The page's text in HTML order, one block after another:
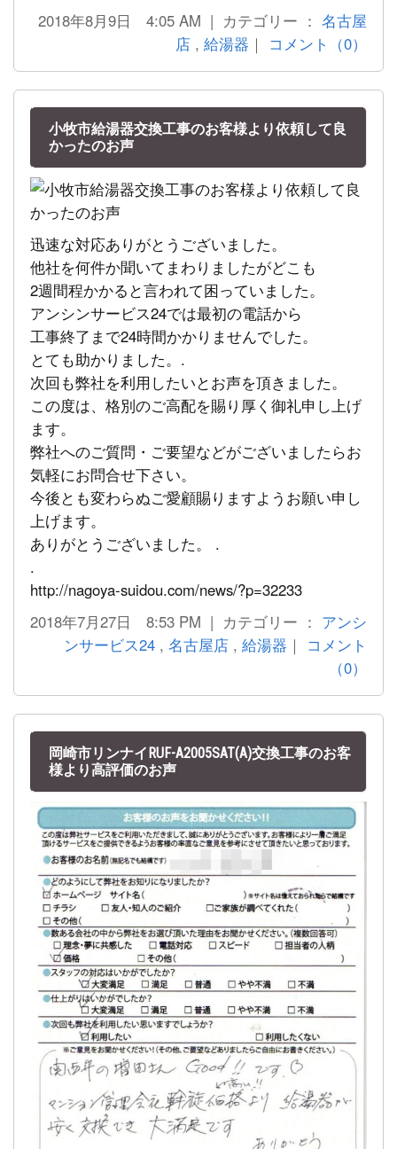
2018年8月9日 4:05 AM | カテゴリー ： 名古屋
店 , 給湯器 ｜ コメント（0）
小牧市給湯器交換工事のお客様より依頼して良
かったのお声
迅速な対応ありがとうございました。
他社を何件か聞いてまわりましたがどこも
2週間程かかると言われて困っていました。
アンシンサービス24では最初の電話から
工事終了まで24時間かかりませんでした。
とても助かりました。.
次回も弊社を利用したいとお声を頂きました。
この度は、格別のご高配を賜り厚く御礼申し上げ
ます。
弊社へのご質問・ご要望などがございましたらお
気軽にお問合せ下さい。
今後とも変わらぬご愛顧賜りますようお願い申し
上げます。
ありがとうございました。 .
.
http://nagoya-suidou.com/news/?p=32233
2018年7月27日 8:53 PM | カテゴリー ： アンシ
ンサービス24 , 名古屋店 , 給湯器 ｜ コメント
（0）
岡崎市リンナイRUF-A2005SAT(A)交換工事のお客
様より高評価のお声